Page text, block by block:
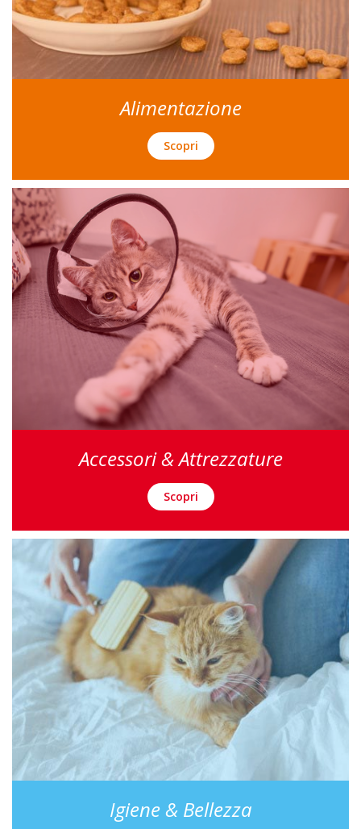
Alimentazione
Scopri
Accessori & Attrezzature
Scopri
Igiene & Bellezza